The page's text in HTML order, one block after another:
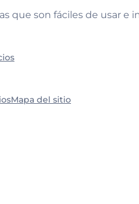
que son fáciles de usar e
Mapa del sitio